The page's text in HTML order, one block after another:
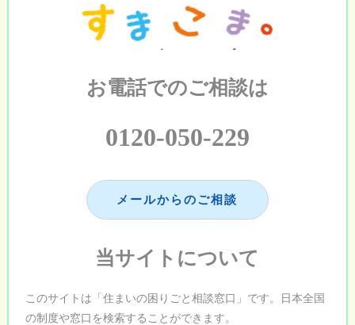
お電話でのご相談は
0120-050-229
メールからのご相談
当サイトについて
このサイトは「住まいの困りごと相談窓口」です。日本全国
の制度や窓口を検索することができます。